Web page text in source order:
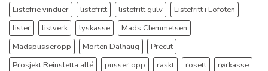
Listefrie vinduer
listefritt listefritt gulv
Listefritt i Lofoten
lister
listverk lyskasse
Mads Clemmetsen
Madspusseropp
Morten Dalhaug
Precut
Prosjekt Reinsletta allé
pusser opp raskt rosett
rørkasse